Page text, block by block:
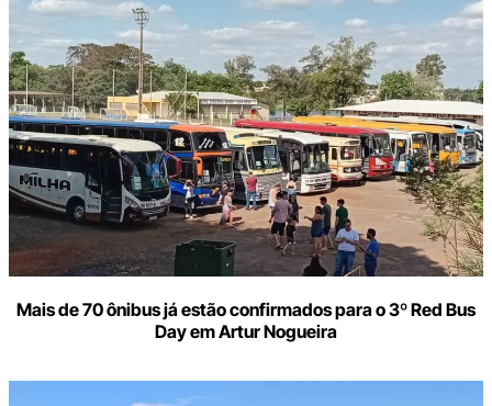
Mais de 70 ônibus já estão confirmados para o 3º Red Bus
Day em Artur Nogueira